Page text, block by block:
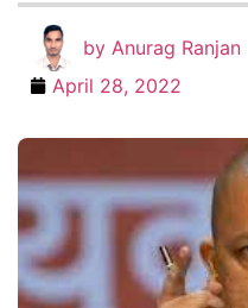
by Anurag Ranjan
April 28, 2022